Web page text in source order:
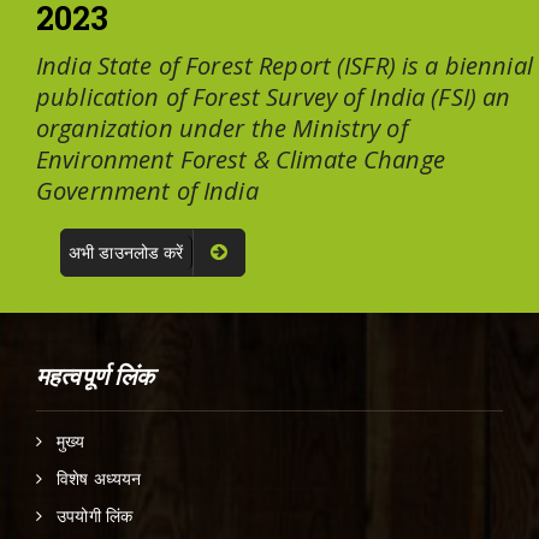
2023
India State of Forest Report (ISFR) is a biennial
publication of Forest Survey of India (FSI) an
organization under the Ministry of
Environment Forest & Climate Change
Government of India
अभी डाउनलोड करें
महत्वपूर्ण लिंक
मुख्य
विशेष अध्ययन
उपयोगी लिंक